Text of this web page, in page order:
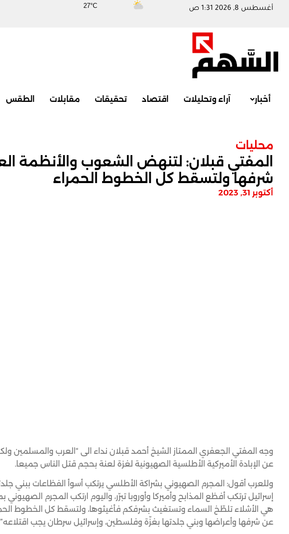
27°C أغسطس 8, 2026 1:31 ص
أخبار آراء وتحليلات اقتصاد تحقيقات مقابلات الطقس
محليات
المفتي قبلان: لتنهض الشعوب والأنظمة
شرفها ولتسقط كل الخطوط الحمراء
أكتوبر 31, 2023
وجه المفتي الجعفري الممتاز الشيخ أحمد قبلان نداء الى “العرب والمسلمين
عن الإبادة الأميركية الأطلسية الصهيونية لغزة لعنة بحجم قتل الناس جميعا.
وللعرب أقول: المجرم الصهيوني بشراكة الأطلسي يرتكب أسوأ الفظاعات
إسرائيل ترتكب أفظع المذابح وأميركا وأوروبا تبرّر، واليوم ارتكب المجرم
هي الأشلاء تلطّخ السماء وتستغيث بشرفكم فأغيثوها، ولتسقط كل الخطوط
عن شرفها وأعراضها وبني جلدتها بغزّة وفلسطين، وإسرائيل سرطان يجب